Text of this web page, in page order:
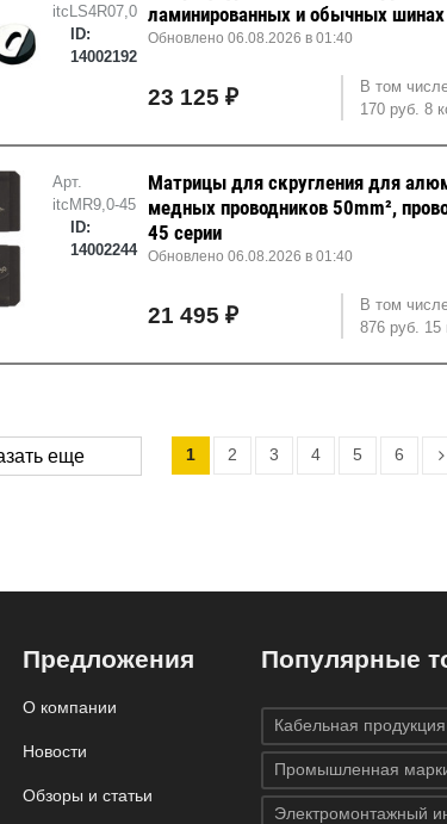
itcLS4R07,0M
ID:
14002192
ламинированных и обычных
Обновлено 06.08.2026 в 01:40
23 125 ₽
В том
170 руб. 8
Арт.
itcMR9,0-45
ID:
14002244
Матрицы для скругления для
медных проводников 50mm²,
45 серии
Обновлено 06.08.2026 в 01:40
21 495 ₽
В том
876 руб. 15
еще 1 2 3 4 5 6
Предложения
О компании
Новости
Обзоры и статьи
Популярные
Кабельная продукция
Промышленная
Электромонтажный